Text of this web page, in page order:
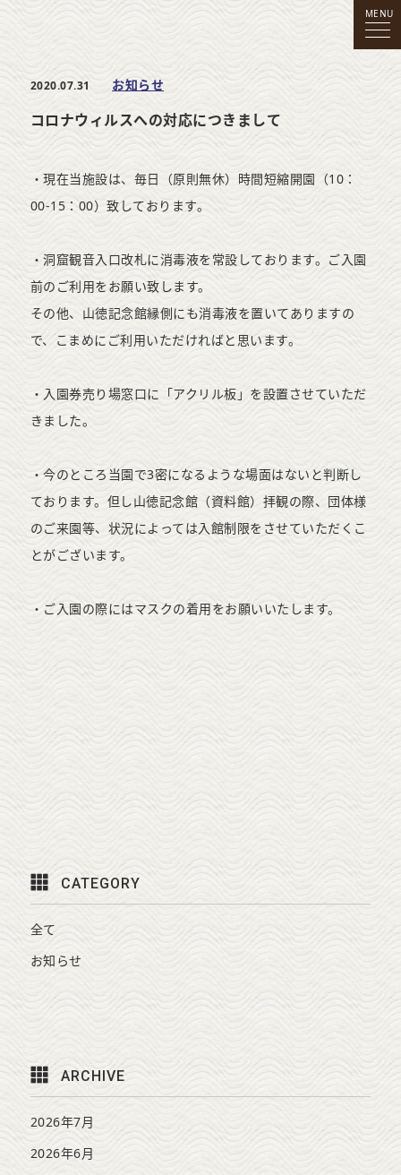
MENU
2020.07.31 お知らせ
コロナウィルスへの対応につきまして
・現在当施設は、毎日（原則無休）時間短縮開園（10：
00-15：00）致しております。
・洞窟観音入口改札に消毒液を常設しております。ご入園
前のご利用をお願い致します。
その他、山徳記念館縁側にも消毒液を置いてありますの
で、こまめにご利用いただければと思います。
・入園券売り場窓口に「アクリル板」を設置させていただ
きました。
・今のところ当園で3密になるような場面はないと判断し
ております。但し山徳記念館（資料館）拝観の際、団体様
のご来園等、状況によっては入館制限をさせていただくこ
とがございます。
・ご入園の際にはマスクの着用をお願いいたします。
CATEGORY
全て
お知らせ
ARCHIVE
2026年7月
2026年6月